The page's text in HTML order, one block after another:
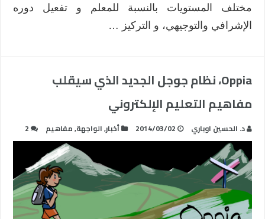
مختلف المستويات بالنسبة للمعلم و تفعيل دوره
الإشرافي والتوجيهي، و التركيز …
Oppia، نظام جوجل الجديد الذي سيقلب
مفاهيم التعليم الإلكتروني
د. الحسين اوباري 2014/03/02 أخبار,الواجهة,مفاهيم 2